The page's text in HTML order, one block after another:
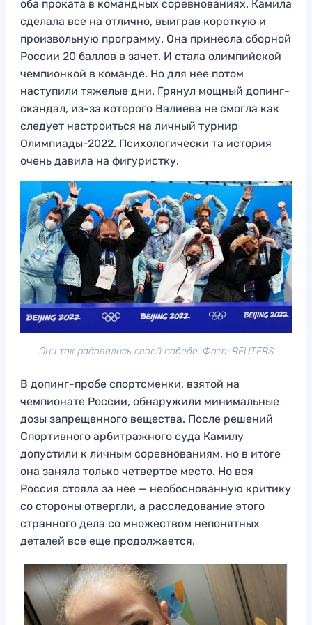
оба проката в командных соревнованиях. Камила
сделала все на отлично, выиграв короткую и
произвольную программу. Она принесла сборной
России 20 баллов в зачет. И стала олимпийской
чемпионкой в команде. Но для нее потом
наступили тяжелые дни. Грянул мощный допинг-
скандал, из-за которого Валиева не смогла как
следует настроиться на личный турнир
Олимпиады-2022. Психологически та история
очень давила на фигуристку.
Они так радовались своей победе. Фото: REUTERS
В допинг-пробе спортсменки, взятой на
чемпионате России, обнаружили минимальные
дозы запрещенного вещества. После решений
Спортивного арбитражного суда Камилу
допустили к личным соревнованиям, но в итоге
она заняла только четвертое место. Но вся
Россия стояла за нее — необоснованную критику
со стороны отвергли, а расследование этого
странного дела со множеством непонятных
деталей все еще продолжается.